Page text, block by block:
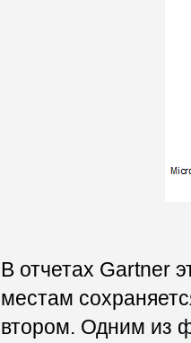
В отчетах Gartner
местам
втором. Одним из